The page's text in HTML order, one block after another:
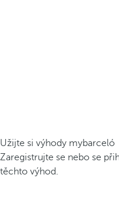
Užijte si výhody mybarceló
Zaregistrujte se nebo se
těchto výhod.